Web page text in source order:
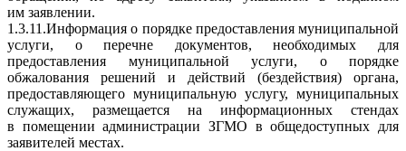
им заявлении.
1.3.11.Информация о порядке предоставления муниципальной
услуги, о перечне документов, необходимых для
предоставления муниципальной услуги, о порядке
обжалования решений и действий (бездействия) органа,
предоставляющего муниципальную услугу, муниципальных
служащих, размещается на информационных стендах
в помещении администрации ЗГМО в общедоступных для
заявителей местах.